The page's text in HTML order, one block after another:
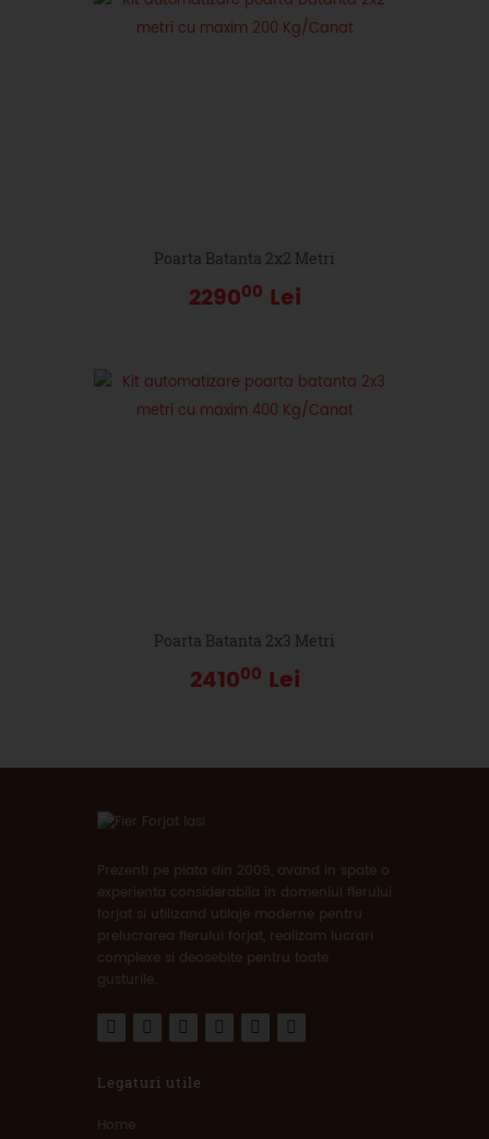
Poarta Batanta 2x2 Metri
229000 Lei
Poarta Batanta 2x3 Metri
241000 Lei
Prezenti pe piata din 2009, avand in spate o
experienta considerabila in domeniul fierului
forjat si utilizand utilaje moderne pentru
prelucrarea fierului forjat, realizam lucrari
complexe si deosebite pentru toate
gusturile.
Legaturi utile
Home